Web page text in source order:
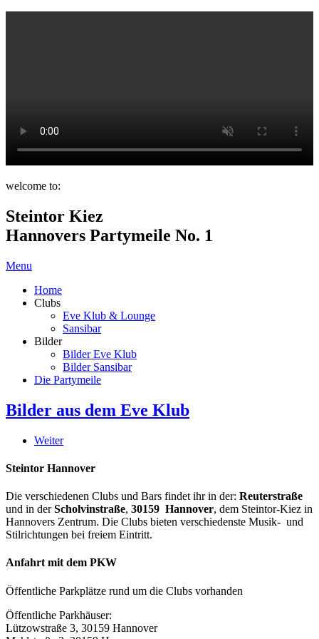
welcome to:
Steintor Kiez
Hannovers Partymeile No. 1
Menu
Home
Clubs
Eve Klub & Lounge
Sansibar
Bilder
Bilder Eve Klub
Bilder Sansibar
Die Partymeile
Bilder aus dem Eve Klub
Weiter
Steintor Hannover
Die verschiedenen Clubs und Bars findet ihr in der: Reuterstraße
und in derScholvinstraße, 30159 Hannover, dem Steintor-Kiez in
Hannovers Zentrum. Die Clubs bieten verschiedenste Musik- und
Stilrichtungen bei freiem Eintritt.
Anfahrt mit dem PKW
Öffentliche Parkplätze rund um die Clubs vorhanden
Öffentliche Parkhäuser:
Lützowstraße 3, 30159 Hannover